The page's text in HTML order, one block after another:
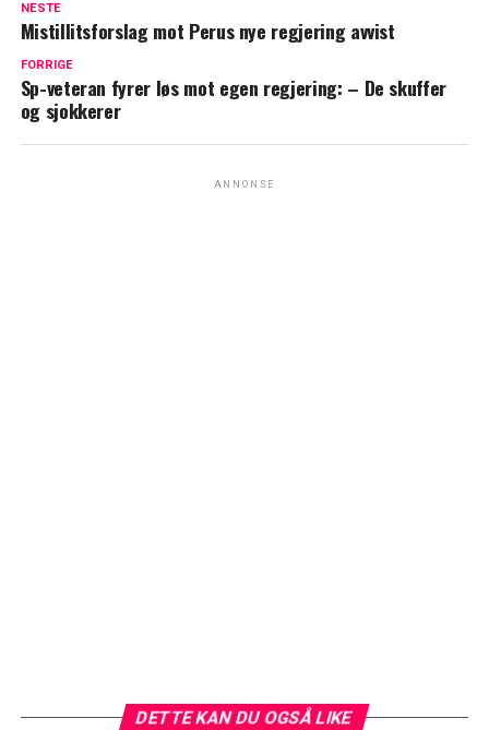
NESTE
Mistillitsforslag mot Perus nye regjering avvist
FORRIGE
Sp-veteran fyrer løs mot egen regjering: – De skuffer
og sjokkerer
ANNONSE
DETTE KAN DU OGSÅ LIKE